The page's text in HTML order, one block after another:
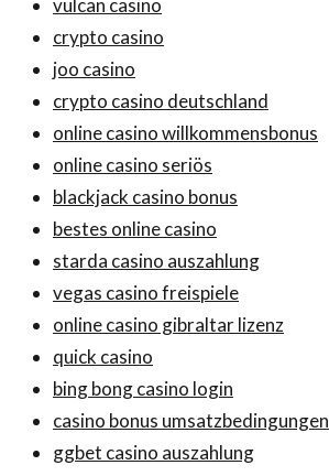
vulcan casino
crypto casino
joo casino
crypto casino deutschland
online casino willkommensbonus
online casino seriös
blackjack casino bonus
bestes online casino
starda casino auszahlung
vegas casino freispiele
online casino gibraltar lizenz
quick casino
bing bong casino login
casino bonus umsatzbedingungen
ggbet casino auszahlung